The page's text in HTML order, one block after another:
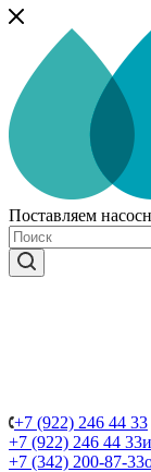
Поставляем
+7 (922) 246 44 33
+7 (922) 246 44 33
+7 (342) 200-87-33